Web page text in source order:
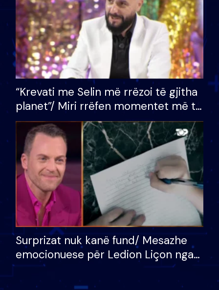
“Krevati me Selin më rrëzoi të gjitha
planet”/ Miri rrëfen momentet më të
bukura në shtëpinë e BB VIP: Do më
mungojë zilja e mëngjesit kur…
Surprizat nuk kanë fund/ Mesazhe
emocionuese për Ledion Liçon nga
nëna dhe fëmijët e tij, moderatori
nuk i mban dot lotët: Nuk meritoj…